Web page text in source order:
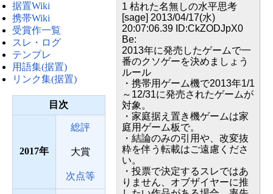
据置Wiki
携帯Wiki
受賞作一覧
スレ・ログ
テンプレ
用語集(据置)
リンク集(据置)
目次
2017
総評
大賞
次点等
1 枯れた名無しの水平思考
[sage] 2013/04/17(水)
20:07:06.39 ID:CkZODJpX0
Be:
2013年に発売したゲームで一
番のクソゲーを決めましょう
ルール
・携帯用ゲーム機で2013年1/1
～12/31に発売されたゲームが
対象。
・家庭据え置き機ゲームは家
庭用ゲーム板で。
・結論のみの引用や、改変抜
粋を伴う転載はご遠慮くださ
い。
・投票で決定するスレではあ
りません、オブザイヤーに推